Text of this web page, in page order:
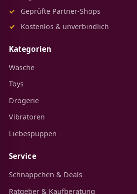
Geprüfte Partner-Shops
Kostenlos & unverbindlich
Kategorien
Wäsche
Toys
Drogerie
Vibratoren
Liebespuppen
Service
Schnäppchen & Deals
Ratgeber & Kaufberatung